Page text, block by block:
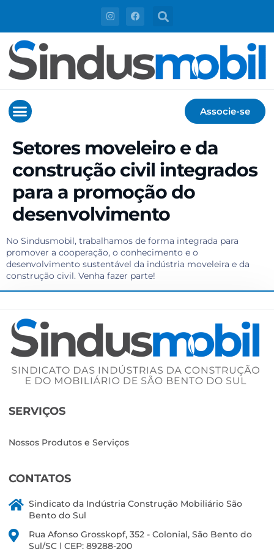
Associe-se
Setores moveleiro e da
construção civil integrados
para a promoção do
desenvolvimento
No Sindusmobil, trabalhamos de forma integrada para
promover a cooperação, o conhecimento e o
desenvolvimento sustentável da indústria moveleira e da
construção civil. Venha fazer parte!
SERVIÇOS
Nossos Produtos e Serviços
CONTATOS
Sindicato da Indústria Construção Mobiliário São
Bento do Sul
Rua Afonso Grosskopf, 352 - Colonial, São Bento do
Sul/SC | CEP: 89288-200